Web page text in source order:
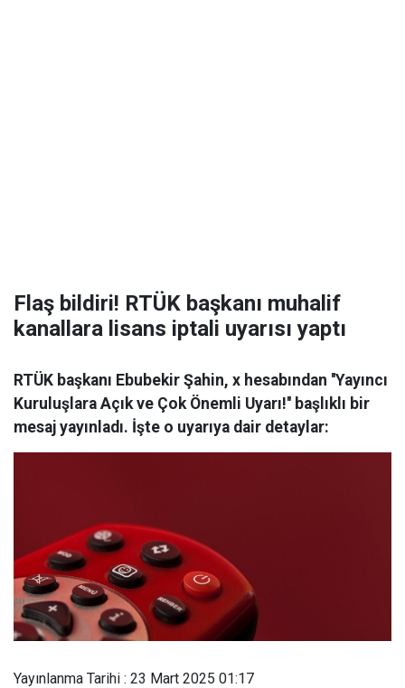
Flaş bildiri! RTÜK başkanı muhalif
kanallara lisans iptali uyarısı yaptı
RTÜK başkanı Ebubekir Şahin, x hesabından ''Yayıncı
Kuruluşlara Açık ve Çok Önemli Uyarı!'' başlıklı bir
mesaj yayınladı. İşte o uyarıya dair detaylar:
Yayınlanma Tarihi : 23 Mart 2025 01:17